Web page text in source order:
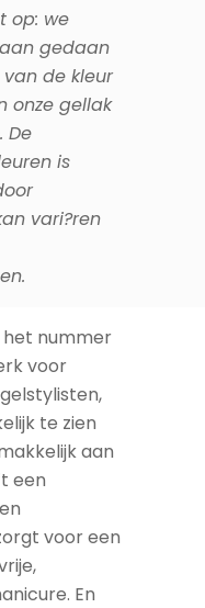
de kleur
onze gellak
De
is
vari?ren
nummer
te zien
aan
een
voor een
En
is ook
en